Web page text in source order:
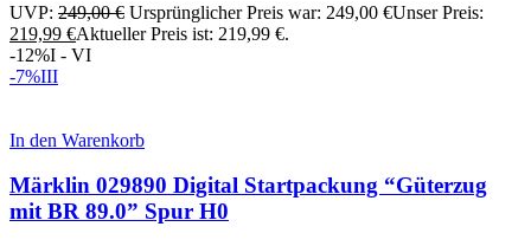
UVP: 249,00€ Ursprünglicher Preis war: 249,00 €Unser Preis:
219,99 €Aktueller Preis ist: 219,99 €.
-12%I - VI
-7%III
In den Warenkorb
Märklin 029890 Digital Startpackung “Güterzug
mit BR 89.0” Spur H0